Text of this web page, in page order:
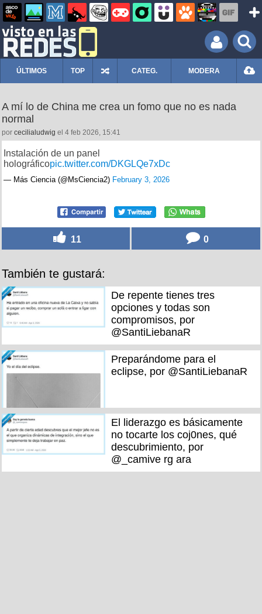
ÚLTIMOS TOP CATEG. MODERA
A mí lo de China me crea un fomo que no es nada
normal
por cecilialudwig el 4 feb 2026, 15:41
Instalación de un panel
holográficopic.twitter.com/DKGLQe7xDc
— Más Ciencia (@MsCiencia2) February 3, 2026
11 0
También te gustará:
De repente tienes tres
opciones y todas son
compromisos, por
@SantiLiebanaR
Preparándome para el
eclipse, por @SantiLiebanaR
El liderazgo es básicamente
no tocarte los coj0nes, qué
descubrimiento, por
@_camive rg ara